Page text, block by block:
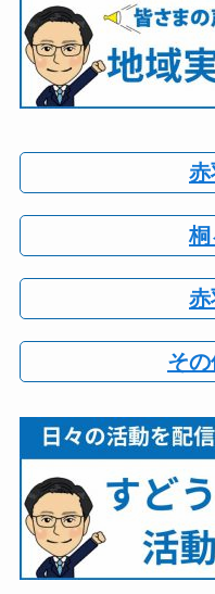
赤
桐
赤
そ